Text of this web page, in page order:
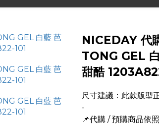
NICEDAY 代
TONG GEL
甜酷
尺寸建議：此款版型
-
📌代購 / 預購商品依